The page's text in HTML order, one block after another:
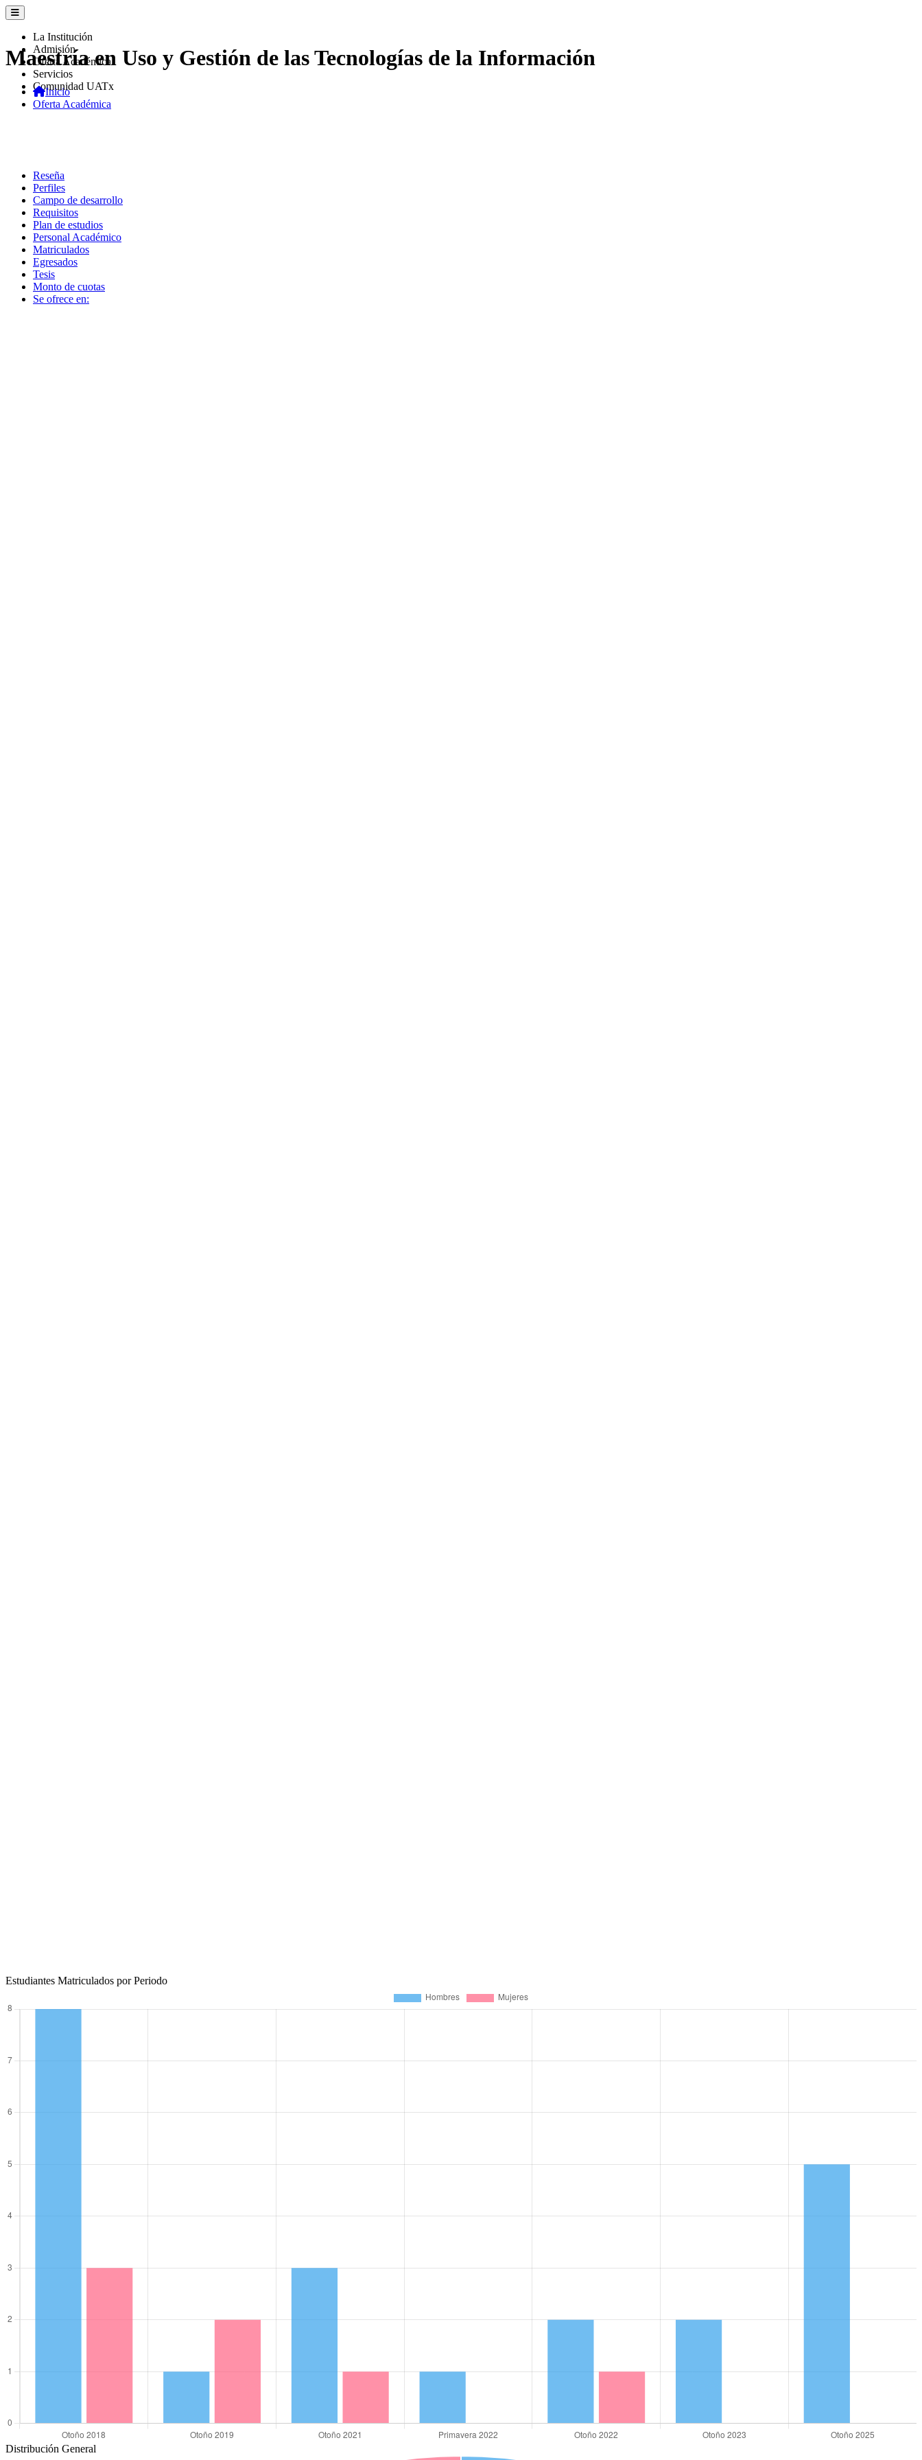
La Institución
Admisión
Oferta Académica
Servicios
Comunidad UATx
Maestría en Uso y Gestión de las Tecnologías de la Información
Inicio
Oferta Académica
Reseña
Perfiles
Campo de desarrollo
Requisitos
Plan de estudios
Personal Académico
Matriculados
Egresados
Tesis
Monto de cuotas
Se ofrece en:
Estudiantes Matriculados por Periodo
Distribución General